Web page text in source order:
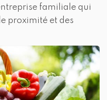
familiale qui
proximité et des